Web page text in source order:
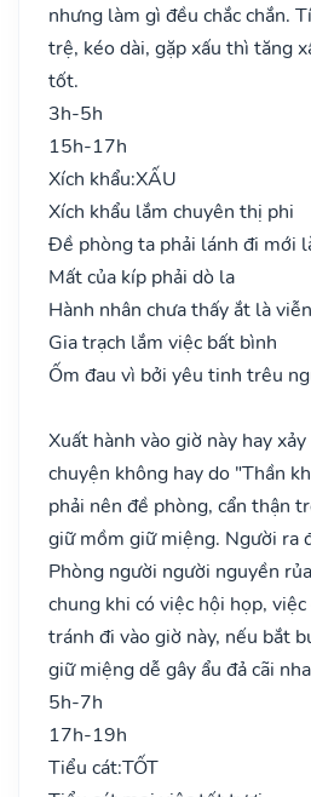
nhưng làm gì đều chắc chắn.
trệ, kéo dài, gặp xấu thì tăng
tốt.
3h-5h
15h-17h
Xích khẩu:XẤU
Xích khẩu lắm chuyên thị phi
Đề phòng ta phải lánh đi mới
Mất của kíp phải dò la
Hành nhân chưa thấy ắt là
Gia trạch lắm việc bất bình
Ốm đau vì bởi yêu tinh trêu
Xuất hành vào giờ này hay
chuyện không hay do "Thần
phải nên đề phòng, cẩn thận
giữ mồm giữ miệng. Người ra
Phòng người người nguyền
chung khi có việc hội họp,
tránh đi vào giờ này, nếu bắt
giữ miệng dễ gây ẩu đả cãi
5h-7h
17h-19h
Tiểu cát:TỐT